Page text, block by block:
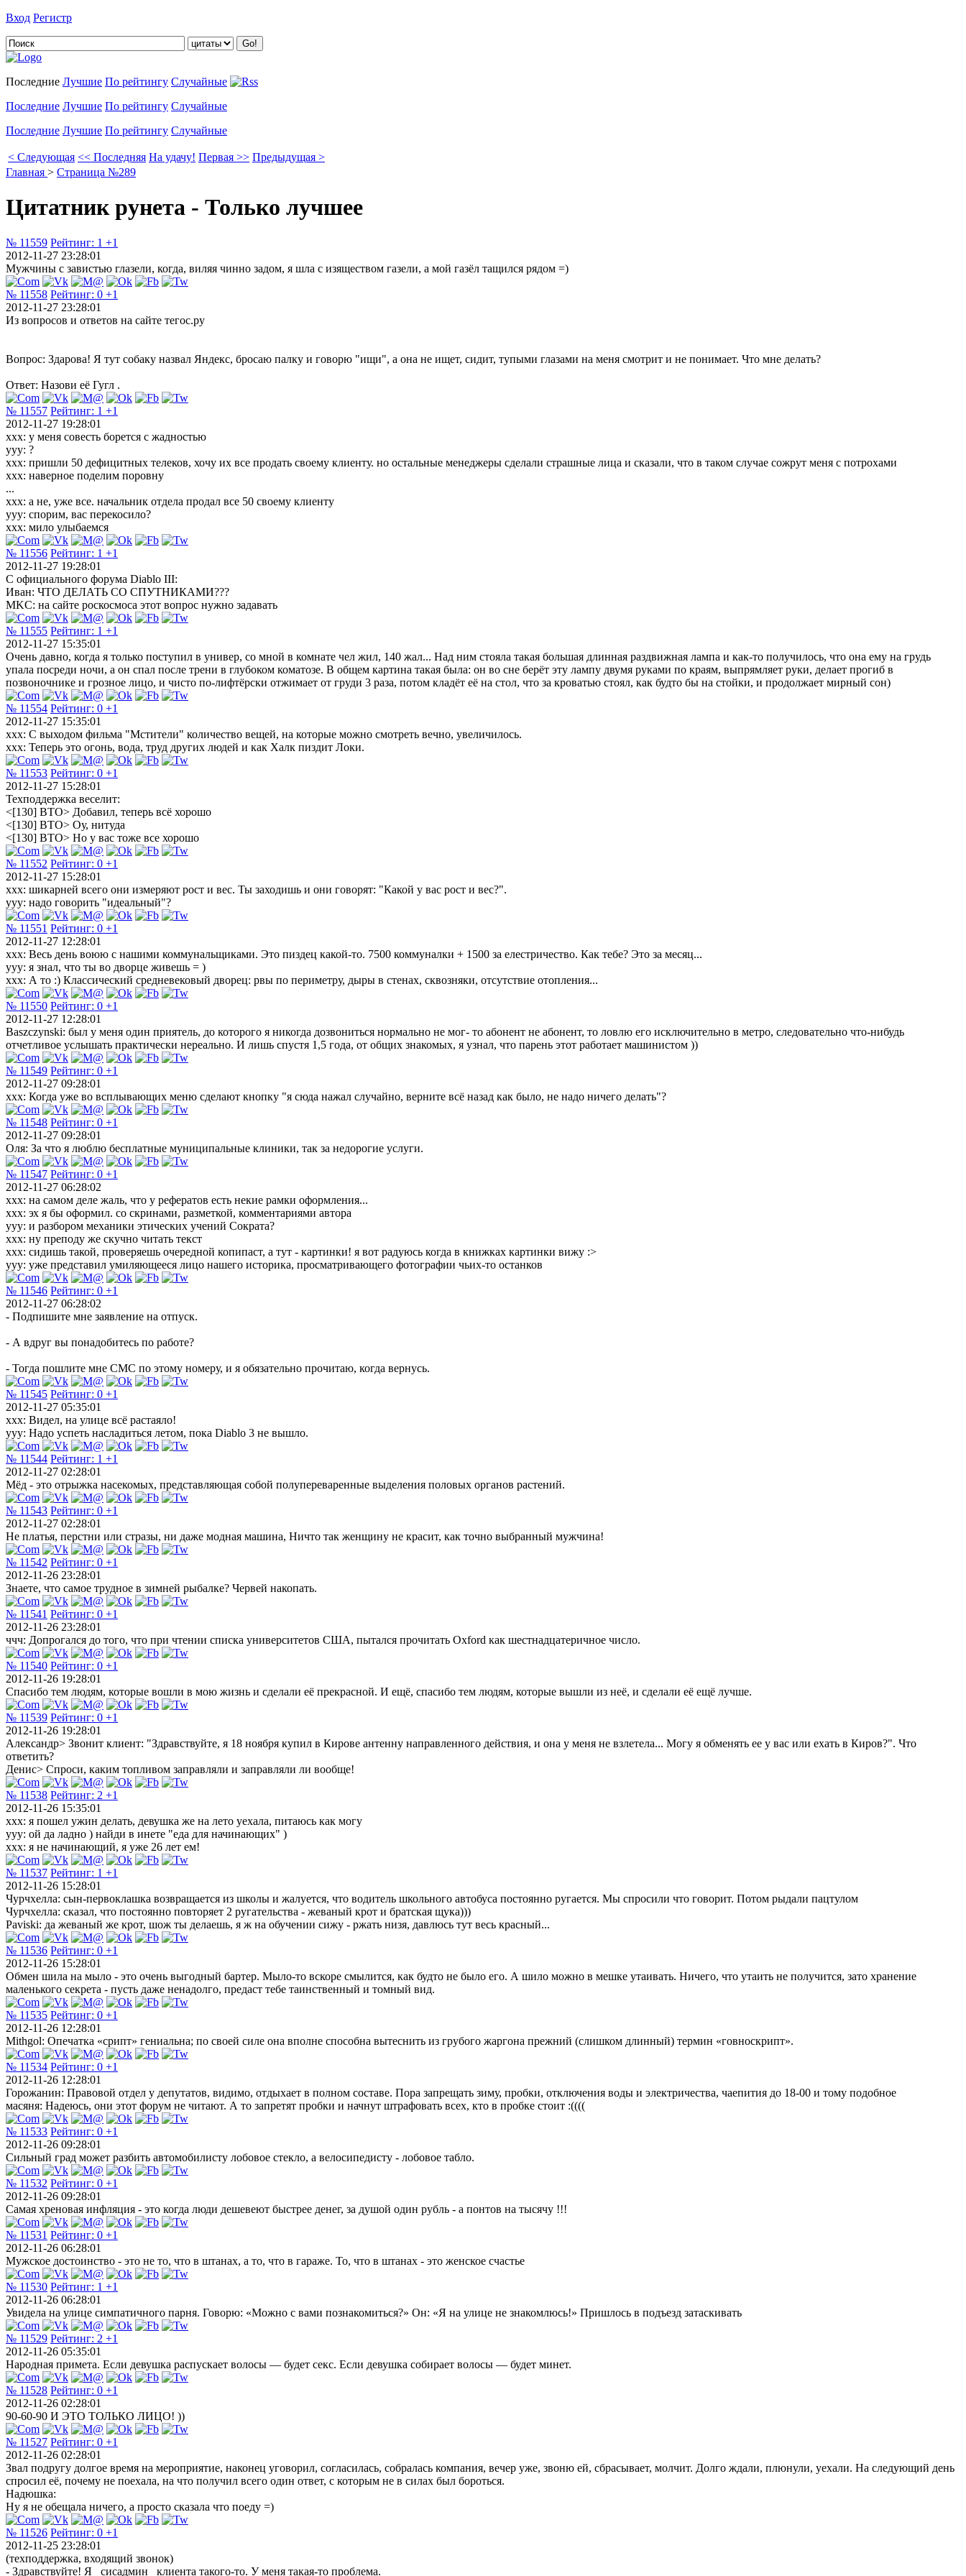
Вход Регистр
Последние Лучшие По рейтингу Случайные
Последние Лучшие По рейтингу Случайные
Последние Лучшие По рейтингу Случайные
< Следующая << Последняя На удачу! Первая >> Предыдущая >
Главная > Страница №289
Цитатник рунета - Только лучшее
№ 11559 Рейтинг: 1 +1
2012-11-27 23:28:01
Мужчины с завистью глазели, когда, виляя чинно задом, я шла с изяществом газели, а мой газёл тащился рядом =)
№ 11558 Рейтинг: 0 +1
2012-11-27 23:28:01
Из вопросов и ответов на сайте тегос.ру
Вопрос: Здарова! Я тут собаку назвал Яндекс, бросаю палку и говорю "ищи", а она не ищет, сидит, тупыми глазами на меня смотрит и не понимает. Что мне делать?
Ответ: Назови её Гугл .
№ 11557 Рейтинг: 1 +1
2012-11-27 19:28:01
хxx: у меня совесть борется с жадностью
уyy: ?
хxx: пришли 50 дефицитных телеков, хочу их все продать своему клиенту. но остальные менеджеры сделали страшные лица и сказали, что в таком случае сожрут меня с потрохами
хxx: наверное поделим поровну
...
хxx: а не, уже все. начальник отдела продал все 50 своему клиенту
уyy: спорим, вас перекосило?
хxx: мило улыбаемся
№ 11556 Рейтинг: 1 +1
2012-11-27 19:28:01
С официального форума Diablo III:
Иван: ЧТО ДЕЛАТЬ СО СПУТНИКАМИ???
MKC: на сайте роскосмоса этот вопрос нужно задавать
№ 11555 Рейтинг: 1 +1
2012-11-27 15:35:01
Очень давно, когда я только поступил в универ, со мной в комнате чел жил, 140 жал... Над ним стояла такая большая длинная раздвижная лампа и как-то получилось, что она ему на грудь
упала посреди ночи, а он спал после трени в глубоком коматозе. В общем картина такая была: он во сне берёт эту лампу двумя руками по краям, выпрямляет руки, делает прогиб в
позвоночнике и грозное лицо, и чисто по-лифтёрски отжимает от груди 3 раза, потом кладёт её на стол, что за кроватью стоял, как будто бы на стойки, и продолжает мирный сон)
№ 11554 Рейтинг: 0 +1
2012-11-27 15:35:01
xxx: С выходом фильма "Мстители" количество вещей, на которые можно смотреть вечно, увеличилось.
xxx: Теперь это огонь, вода, труд других людей и как Халк пиздит Локи.
№ 11553 Рейтинг: 0 +1
2012-11-27 15:28:01
Техподдержка веселит:
<[130] ВТО> Добавил, теперь всё хорошо
<[130] ВТО> Оу, нитуда
<[130] ВТО> Но у вас тоже все хорошо
№ 11552 Рейтинг: 0 +1
2012-11-27 15:28:01
xxx: шикарней всего они измеряют рост и вес. Ты заходишь и они говорят: "Какой у вас рост и вес?".
yyy: надо говорить "идеальный"?
№ 11551 Рейтинг: 0 +1
2012-11-27 12:28:01
ххх: Весь день воюю с нашими коммунальщиками. Это пиздец какой-то. 7500 коммуналки + 1500 за елестричество. Как тебе? Это за месяц...
ууу: я знал, что ты во дворце живешь = )
ххх: А то :) Классический средневековый дворец: рвы по периметру, дыры в стенах, сквозняки, отсутствие отопления...
№ 11550 Рейтинг: 0 +1
2012-11-27 12:28:01
Baszczynski: был у меня один приятель, до которого я никогда дозвониться нормально не мог- то абонент не абонент, то ловлю его исключительно в метро, следовательно что-нибудь
отчетливое услышать практически нереально. И лишь спустя 1,5 года, от общих знакомых, я узнал, что парень этот работает машинистом ))
№ 11549 Рейтинг: 0 +1
2012-11-27 09:28:01
xxx: Когда уже во всплывающих меню сделают кнопку "я сюда нажал случайно, верните всё назад как было, не надо ничего делать"?
№ 11548 Рейтинг: 0 +1
2012-11-27 09:28:01
Оля: За что я люблю бесплатные муниципальные клиники, так за недорогие услуги.
№ 11547 Рейтинг: 0 +1
2012-11-27 06:28:02
xxx: на самом деле жаль, что у рефератов есть некие рамки оформления...
xxx: эх я бы оформил. со скринами, разметкой, комментариями автора
yyy: и разбором механики этических учений Сократа?
xxx: ну преподу же скучно читать текст
xxx: сидишь такой, проверяешь очередной копипаст, а тут - картинки! я вот радуюсь когда в книжках картинки вижу :>
yyy: уже представил умиляющееся лицо нашего историка, просматривающего фотографии чьих-то останков
№ 11546 Рейтинг: 0 +1
2012-11-27 06:28:02
- Подпишите мне заявление на отпуск.
- А вдруг вы понадобитесь по работе?
- Тогда пошлите мне СМС по этому номеру, и я обязательно прочитаю, когда вернусь.
№ 11545 Рейтинг: 0 +1
2012-11-27 05:35:01
ххх: Видел, на улице всё растаяло!
ууу: Надо успеть насладиться летом, пока Diablo 3 не вышло.
№ 11544 Рейтинг: 1 +1
2012-11-27 02:28:01
Мёд - это отрыжка насекомых, представляющая собой полупереваренные выделения половых органов растений.
№ 11543 Рейтинг: 0 +1
2012-11-27 02:28:01
Не платья, перстни или стразы, ни даже модная машина, Ничто так женщину не красит, как точно выбранный мужчина!
№ 11542 Рейтинг: 0 +1
2012-11-26 23:28:01
Знаете, что самое трудное в зимней рыбалке? Червей накопать.
№ 11541 Рейтинг: 0 +1
2012-11-26 23:28:01
ччч: Допрогался до того, что при чтении списка университетов США, пытался прочитать Oxford как шестнадцатеричное число.
№ 11540 Рейтинг: 0 +1
2012-11-26 19:28:01
Спасибо тем людям, которые вошли в мою жизнь и сделали её прекрасной. И ещё, спасибо тем людям, которые вышли из неё, и сделали её ещё лучше.
№ 11539 Рейтинг: 0 +1
2012-11-26 19:28:01
Александр> Звонит клиент: "Здравствуйте, я 18 ноября купил в Кирове антенну направленного действия, и она у меня не взлетела... Могу я обменять ее у вас или ехать в Киров?". Что
ответить?
Денис> Спроси, каким топливом заправляли и заправляли ли вообще!
№ 11538 Рейтинг: 2 +1
2012-11-26 15:35:01
ххх: я пошел ужин делать, девушка же на лето уехала, питаюсь как могу
ууу: ой да ладно ) найди в инете "еда для начинающих" )
ххх: я не начинающий, я уже 26 лет ем!
№ 11537 Рейтинг: 1 +1
2012-11-26 15:28:01
Чурчхелла: сын-первоклашка возвращается из школы и жалуется, что водитель школьного автобуса постоянно ругается. Мы спросили что говорит. Потом рыдали пацтулом
Чурчхелла: сказал, что постоянно повторяет 2 ругательства - жеваный крот и братская щука)))
Paviski: да жеваный же крот, шож ты делаешь, я ж на обучении сижу - ржать низя, давлюсь тут весь красный...
№ 11536 Рейтинг: 0 +1
2012-11-26 15:28:01
Обмен шила на мыло - это очень выгодный бартер. Мыло-то вскоре смылится, как будто не было его. А шило можно в мешке утаивать. Ничего, что утаить не получится, зато хранение
маленького секрета - пусть даже ненадолго, предаст тебе таинственный и томный вид.
№ 11535 Рейтинг: 0 +1
2012-11-26 12:28:01
Mithgol: Опечатка «срипт» гениальна; по своей силе она вполне способна вытеснить из грубого жаргона прежний (слишком длинный) термин «говноскрипт».
№ 11534 Рейтинг: 0 +1
2012-11-26 12:28:01
Горожанин: Правовой отдел у депутатов, видимо, отдыхает в полном составе. Пора запрещать зиму, пробки, отключения воды и электричества, чаепития до 18-00 и тому подобное
масяня: Надеюсь, они этот форум не читают. А то запретят пробки и начнут штрафовать всех, кто в пробке стоит :((((
№ 11533 Рейтинг: 0 +1
2012-11-26 09:28:01
Сильный град может разбить автомобилисту лобовое стекло, а велосипедисту - лобовое табло.
№ 11532 Рейтинг: 0 +1
2012-11-26 09:28:01
Самая хреновая инфляция - это когда люди дешевеют быстрее денег, за душой один рубль - а понтов на тысячу !!!
№ 11531 Рейтинг: 0 +1
2012-11-26 06:28:01
Мужское достоинство - это не то, что в штанах, а то, что в гараже. То, что в штанах - это женское счастье
№ 11530 Рейтинг: 1 +1
2012-11-26 06:28:01
Увидела на улице симпатичного парня. Говорю: «Можно с вами познакомиться?» Он: «Я на улице не знакомлюсь!» Пришлось в подъезд затаскивать
№ 11529 Рейтинг: 2 +1
2012-11-26 05:35:01
Народная примета. Если девушка распускает волосы — будет секс. Если девушка собирает волосы — будет минет.
№ 11528 Рейтинг: 0 +1
2012-11-26 02:28:01
90-60-90 И ЭТО ТОЛЬКО ЛИЦО! ))
№ 11527 Рейтинг: 0 +1
2012-11-26 02:28:01
Звал подругу долгое время на мероприятие, наконец уговорил, согласилась, собралась компания, вечер уже, звоню ей, сбрасывает, молчит. Долго ждали, плюнули, уехали. На следующий день
спросил её, почему не поехала, на что получил всего один ответ, с которым не в силах был бороться.
Надюшка:
Ну я не обещала ничего, а просто сказала что поеду =)
№ 11526 Рейтинг: 0 +1
2012-11-25 23:28:01
(техподдержка, входящий звонок)
- Здравствуйте! Я _сисадмин_ клиента такого-то. У меня такая-то проблема.